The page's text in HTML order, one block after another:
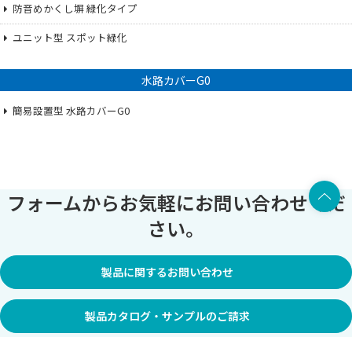
防音めかくし塀 緑化タイプ
ユニット型 スポット緑化
水路カバーG0
簡易設置型 水路カバーG0
フォームからお気軽にお問い合わせくだ
さい。
製品に関するお問い合わせ
製品カタログ・サンプルのご請求